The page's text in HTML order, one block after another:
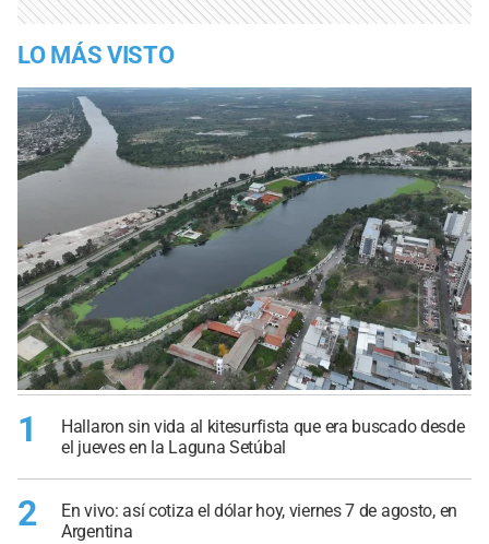
LO MÁS VISTO
1
Hallaron sin vida al kitesurfista que era buscado desde
el jueves en la Laguna Setúbal
2
En vivo: así cotiza el dólar hoy, viernes 7 de agosto, en
Argentina